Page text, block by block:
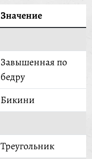
Значение
Завышенная по
бедру
Бикини
Треугольник